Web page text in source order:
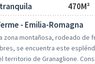
470M²
- Emilia-Romagna
zona montañosa, rodeado de
se encuentra este
territorio de Granaglione.